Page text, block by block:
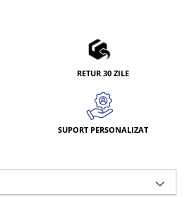
RETUR 30 ZILE
SUPORT PERSONALIZAT